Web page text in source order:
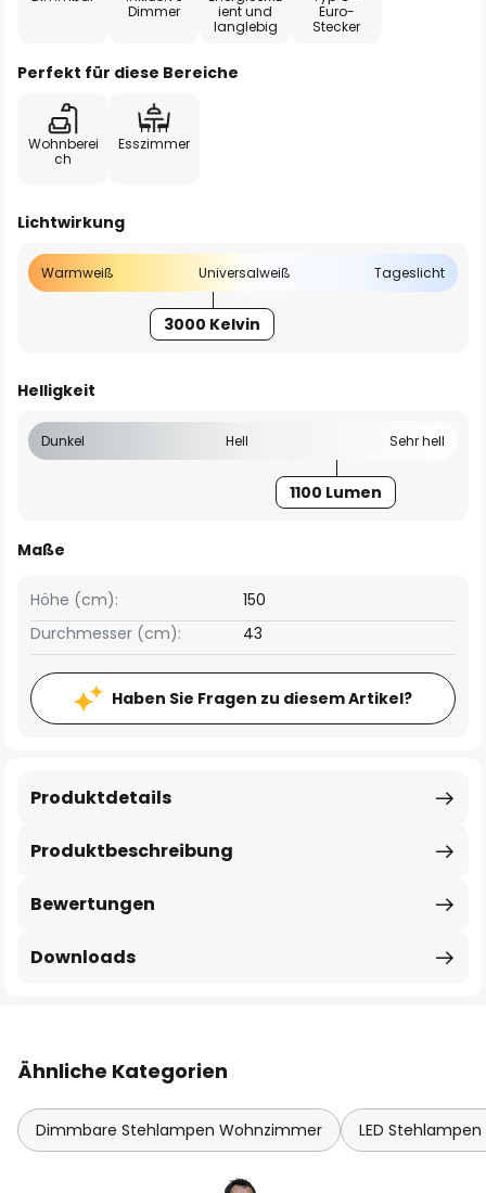
Dimmer
ient und
langlebig
Euro-
Stecker
Perfekt für diese Bereiche
Wohnberei
ch
Esszimmer
Lichtwirkung
Warmweiß Universalweiß Tageslicht
3000 Kelvin
Helligkeit
Dunkel Hell Sehr hell
1100 Lumen
Maße
Höhe (cm):
150
Durchmesser (cm):
43
Haben Sie Fragen zu diesem Artikel?
Produktbeschreibung
Produktdetails
Bewertungen
Downloads
Ähnliche Kategorien
Dimmbare Stehlampen Wohnzimmer LED